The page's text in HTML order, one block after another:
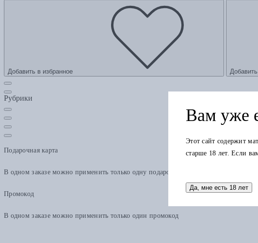
Добавить в избранное
Рубрики
Подарочная карта
В одном заказе можно применить только одну подарочную карту. Остаток по
Промокод
В одном заказе можно применить только один промокод
Вам уже
Этот сайт содержит
старше 18 лет. Если
Да, мне есть 18 лет